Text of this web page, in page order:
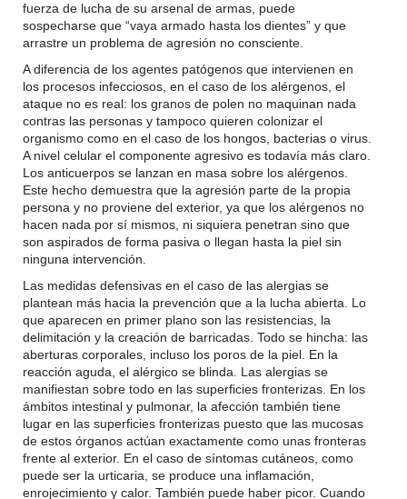
fuerza de lucha de su arsenal de armas, puede
sospecharse que “vaya armado hasta los dientes” y que
arrastre un problema de agresión no consciente.
A diferencia de los agentes patógenos que intervienen en
los procesos infecciosos, en el caso de los alérgenos, el
ataque no es real: los granos de polen no maquinan nada
contras las personas y tampoco quieren colonizar el
organismo como en el caso de los hongos, bacterias o virus.
A nivel celular el componente agresivo es todavía más claro.
Los anticuerpos se lanzan en masa sobre los alérgenos.
Este hecho demuestra que la agresión parte de la propia
persona y no proviene del exterior, ya que los alérgenos no
hacen nada por sí mismos, ni siquiera penetran sino que
son aspirados de forma pasiva o llegan hasta la piel sin
ninguna intervención.
Las medidas defensivas en el caso de las alergias se
plantean más hacia la prevención que a la lucha abierta. Lo
que aparecen en primer plano son las resistencias, la
delimitación y la creación de barricadas. Todo se hincha: las
aberturas corporales, incluso los poros de la piel. En la
reacción aguda, el alérgico se blinda. Las alergias se
manifiestan sobre todo en las superficies fronterizas. En los
ámbitos intestinal y pulmonar, la afección también tiene
lugar en las superficies fronterizas puesto que las mucosas
de estos órganos actúan exactamente como unas fronteras
frente al exterior. En el caso de síntomas cutáneos, como
puede ser la urticaria, se produce una inflamación,
enrojecimiento y calor. También puede haber picor. Cuando